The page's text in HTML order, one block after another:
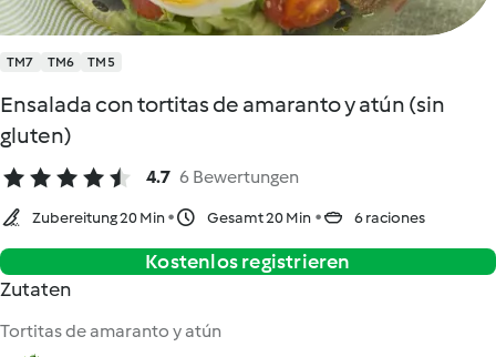
TM7 TM6 TM5
Ensalada con tortitas de amaranto y atún (sin
gluten)
4.7 6 Bewertungen
Zubereitung 20 Min Gesamt 20 Min 6 raciones
Kostenlos registrieren
Zutaten
Tortitas de amaranto y atún